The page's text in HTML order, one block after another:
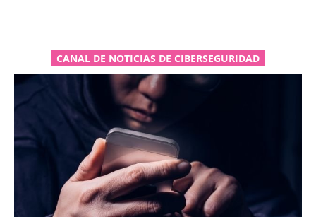
CANAL DE NOTICIAS DE CIBERSEGURIDAD